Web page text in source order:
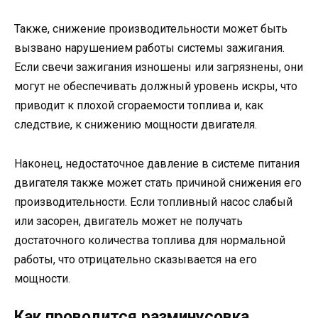
Также, снижение производительности может быть
вызвано нарушением работы системы зажигания.
Если свечи зажигания изношены или загрязнены, они
могут не обеспечивать должный уровень искры, что
приводит к плохой сгораемости топлива и, как
следствие, к снижению мощности двигателя.
Наконец, недостаточное давление в системе питания
двигателя также может стать причиной снижения его
производительности. Если топливный насос слабый
или засорен, двигатель может не получать
достаточного количества топлива для нормальной
работы, что отрицательно сказывается на его
мощности.